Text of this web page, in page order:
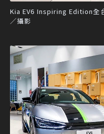
Kia EV6 Inspiring Edition全
／攝影